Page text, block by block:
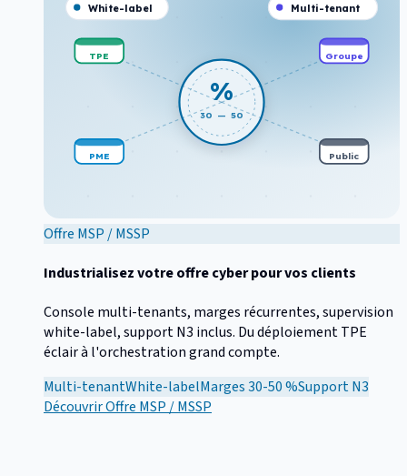
%
30 — 50
TPE
PME
Groupe
Public
White-label Multi-tenant
Offre MSP / MSSP
Industrialisez votre offre cyber pour vos clients
Console multi-tenants, marges récurrentes, supervision
white-label, support N3 inclus. Du déploiement TPE
éclair à l'orchestration grand compte.
Multi-tenantWhite-labelMarges 30-50 %Support N3
DécouvrirOffre MSP / MSSP